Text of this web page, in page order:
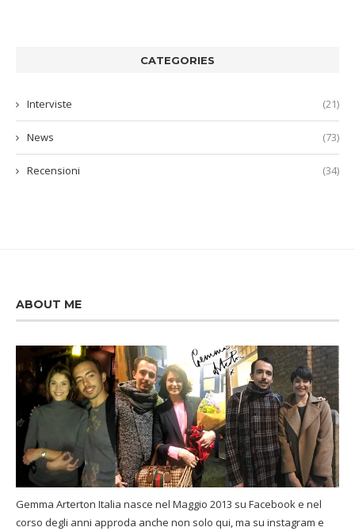
CATEGORIES
Interviste (21)
News (73)
Recensioni (34)
ABOUT ME
Gemma Arterton Italia nasce nel Maggio 2013 su Facebook e nel
corso degli anni approda anche non solo qui, ma su instagram e